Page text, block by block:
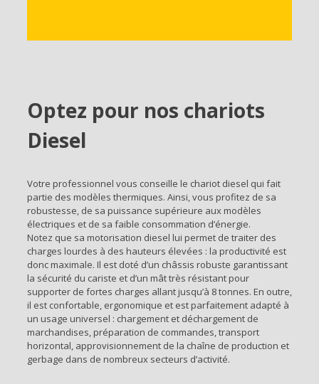
Optez pour nos chariots
Diesel
Votre professionnel vous conseille le chariot diesel qui fait
partie des modèles thermiques. Ainsi, vous profitez de sa
robustesse, de sa puissance supérieure aux modèles
électriques et de sa faible consommation d’énergie.
Notez que sa motorisation diesel lui permet de traiter des
charges lourdes à des hauteurs élevées : la productivité est
donc maximale. Il est doté d’un châssis robuste garantissant
la sécurité du cariste et d’un mât très résistant pour
supporter de fortes charges allant jusqu’à 8 tonnes. En outre,
il est confortable, ergonomique et est parfaitement adapté à
un usage universel : chargement et déchargement de
marchandises, préparation de commandes, transport
horizontal, approvisionnement de la chaîne de production et
gerbage dans de nombreux secteurs d’activité.